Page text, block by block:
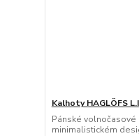
Kalhoty HAGLÖFS
Pánské volnočasové
minimalistickém